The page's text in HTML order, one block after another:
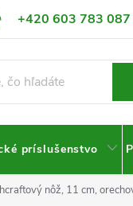
+420 603 783 087
príslušenstvo
nôž, 11 cm,